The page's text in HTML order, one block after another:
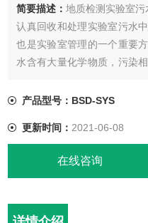
简要描述：地质检测实验室
认真回收和处理实验室污水
也是实验室管理的一个重要
水含有大量化学物质，污染
产品型号：BSD-SYS
更新时间： 2021-06-08
在线咨询